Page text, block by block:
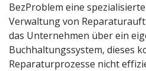
BezProblem eine
Verwaltung von
das Unternehmen über ein
Buchhaltungssystem, dieses
Reparaturprozesse nicht